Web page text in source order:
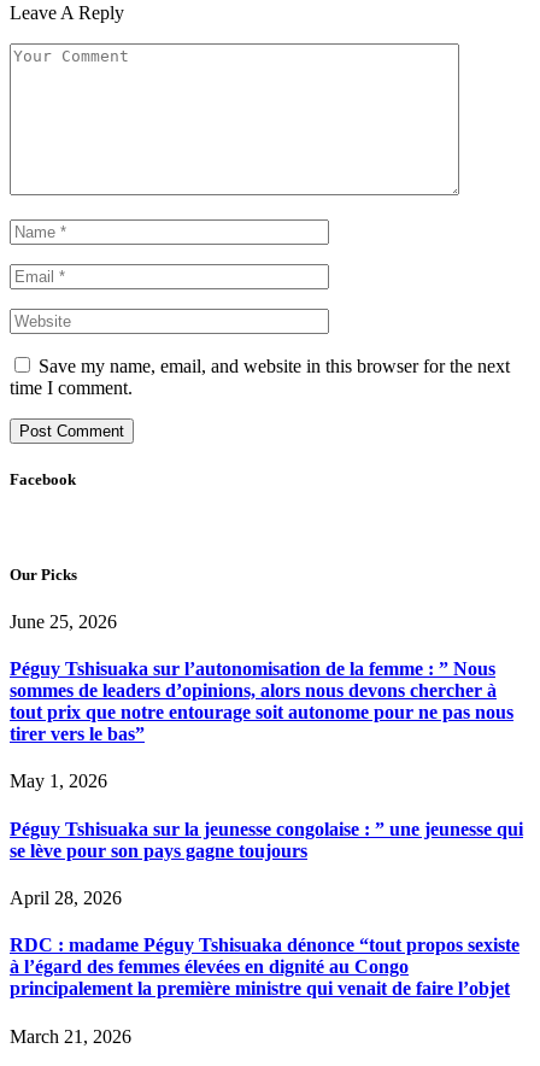
Leave A Reply
Save my name, email, and website in this browser for the next
time I comment.
Facebook
Our Picks
June 25, 2026
Péguy Tshisuaka sur l’autonomisation de la femme : ” Nous
sommes de leaders d’opinions, alors nous devons chercher à
tout prix que notre entourage soit autonome pour ne pas nous
tirer vers le bas”
May 1, 2026
Péguy Tshisuaka sur la jeunesse congolaise : ” une jeunesse qui
se lève pour son pays gagne toujours
April 28, 2026
RDC : madame Péguy Tshisuaka dénonce “tout propos sexiste
à l’égard des femmes élevées en dignité au Congo
principalement la première ministre qui venait de faire l’objet
March 21, 2026